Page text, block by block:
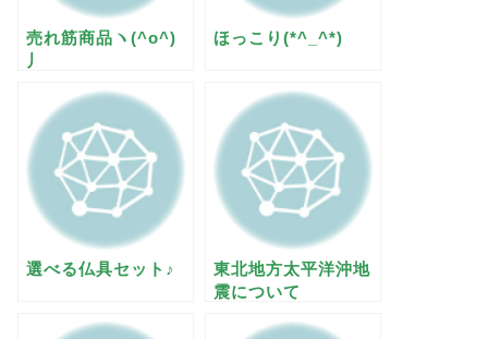
売れ筋商品ヽ(^o^)
丿
ほっこり(*^_^*)
選べる仏具セット♪
東北地方太平洋沖地
震について